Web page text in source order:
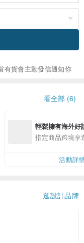
有貨會主動發信通知你
看全部 (6)
輕鬆擁有海外好
指定商品跨境享
活動詳
逛設計品牌